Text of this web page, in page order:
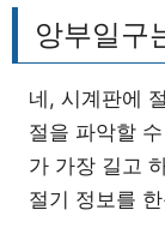
앙부일구
네, 시계판에
절을 파악할
가 가장 길고
절기 정보를